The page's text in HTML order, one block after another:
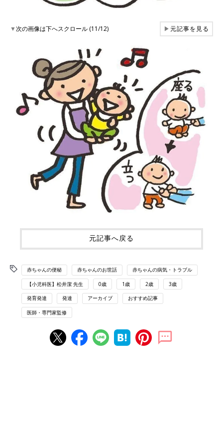
▼次の画像は下へスクロール (11/12) ▶元記事を見る
元記事へ戻る
赤ちゃんの便秘 赤ちゃんのお世話 赤ちゃんの病気・トラブル
【小児科医】松井潔 先生 0歳 1歳 2歳 3歳
発育発達 発達 アーカイブ おすすめ記事
医師・専門家監修